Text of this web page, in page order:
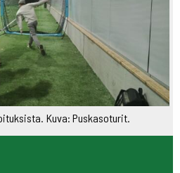
Kuva: Puskasoturit.